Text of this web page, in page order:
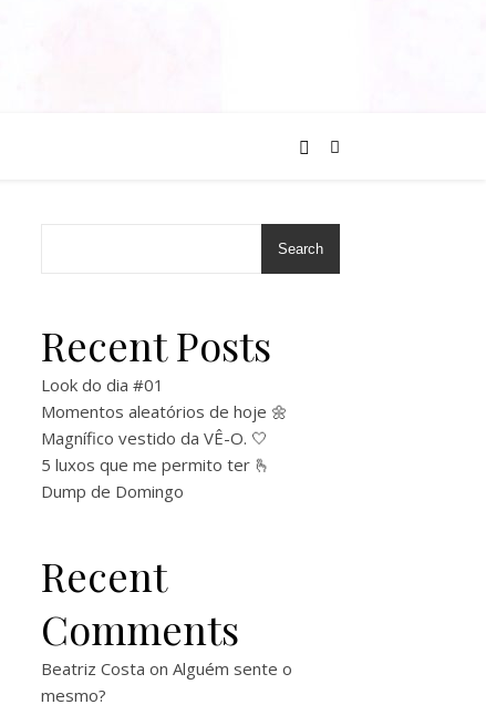
Search
Recent Posts
Look do dia #01
Momentos aleatórios de hoje 🌼
Magnífico vestido da VÊ-O. 🤍
5 luxos que me permito ter 🫰
Dump de Domingo
Recent
Comments
Beatriz Costa on Alguém sente o
mesmo?